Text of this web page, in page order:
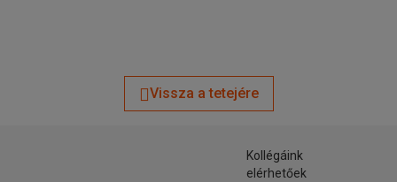
Vissza a tetejére
Kollégáink
elérhetőek